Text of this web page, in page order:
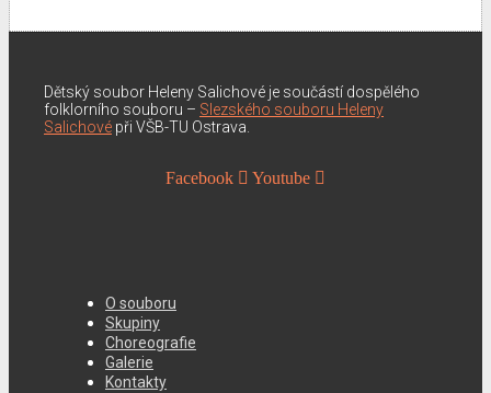
Dětský soubor Heleny Salichové je součástí dospělého
folklorního souboru – Slezského souboru Heleny
Salichové při VŠB-TU Ostrava.
Facebook Youtube
O souboru
Skupiny
Choreografie
Galerie
Kontakty